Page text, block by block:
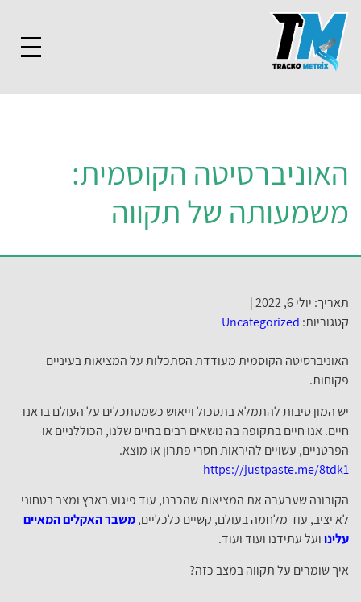
האוניברסיטה הקוסמית:
משמעותה של תקווה
תאריך: יולי 6, 2022 |
קטגוריות: Uncategorized
האוניברסיטה הקוסמית מעודדת הסתכלות על המציאות בעיניים
פקוחות.
יש המון סיבות להתמלא בתסכול וייאוש כשמסתכלים על העולם בו אנו
חיים. אנו חיים בתקופה בה נושאים רבים בחיים שלנו, הכוללניים או
הפרטניים, עשויים להיראות חסרי פתרון או מוצא.
https://justpaste.me/8tdk1
הקורונה שערערה את המציאות שהכרנו, עוד פיגוע בארץ ומצב בטחוני
לא יציב, עוד מלחמה בעולם, קשיים כלכליים,משבר האקלים המאיים
עלינוועל עתידנו ועוד ועוד.
איך שומרים על תקווה במצב כזה?